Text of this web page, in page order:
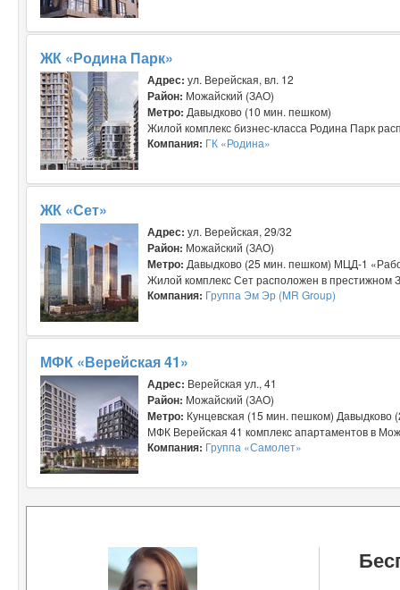
ЖК «Родина Парк»
Адрес: ул. Верейская, вл. 12
Район: Можайский (ЗАО)
Метро: Давыдково (10 мин. пешком)
Жилой комплекс бизнес-класса Родина Парк
Компания: ГК «Родина»
ЖК «Сет»
Адрес: ул. Верейская, 29/32
Район: Можайский (ЗАО)
Метро: Давыдково (25 мин. пешком) МЦД-1
Жилой комплекс Сет расположен в престижном
Компания: Группа Эм Эр (MR Group)
МФК «Верейская 41»
Адрес: Верейская ул., 41
Район: Можайский (ЗАО)
Метро: Кунцевская (15 мин. пешком) Давыдково
МФК Верейская 41 комплекс апартаментов в
Компания: Группа «Самолет»